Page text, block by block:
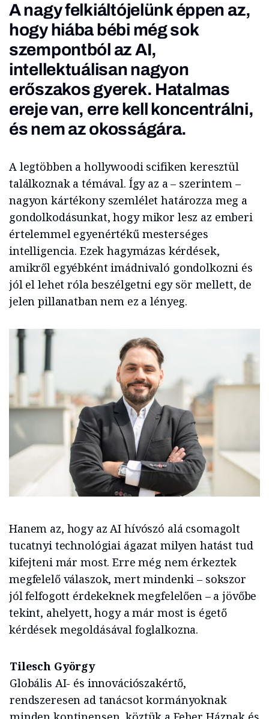
A nagy felkiáltójelünk éppen az,
hogy hiába bébi még sok
szempontból az AI,
intellektuálisan nagyon
erőszakos gyerek. Hatalmas
ereje van, erre kell koncentrálni,
és nem az okosságára.
A legtöbben a hollywoodi scifiken keresztül
találkoznak a témával. Így az a – szerintem –
nagyon kártékony szemlélet határozza meg a
gondolkodásunkat, hogy mikor lesz az emberi
értelemmel egyenértékű mesterséges
intelligencia. Ezek hagymázas kérdések,
amikről egyébként imádnivaló gondolkozni és
jól el lehet róla beszélgetni egy sör mellett, de
jelen pillanatban nem ez a lényeg.
Hanem az, hogy az AI hívószó alá csomagolt
tucatnyi technológiai ágazat milyen hatást tud
kifejteni már most. Erre még nem érkeztek
megfelelő válaszok, mert mindenki – sokszor
jól felfogott érdekeknek megfelelően – a jövőbe
tekint, ahelyett, hogy a már most is égető
kérdések megoldásával foglalkozna.
Tilesch György
Globális AI- és innovációszakértő,
rendszeresen ad tanácsot kormányoknak